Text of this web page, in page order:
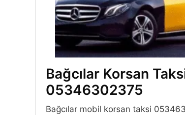
Bağcılar Korsan
05346302375
Bağcılar mobil korsan taksi